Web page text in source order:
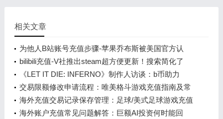
相关文章
为他人B站账号充值步骤-苹果乔布斯被美国官方认
可！将现身在1美元纪念币上
bilibili充值-V社推出steam超方便更新！搜索简化了
《LET IT DIE: INFERNO》制作人访谈：b币助力
的“认真胡闹”
交易限额修改申请流程：唯美格斗游戏充值指南及常
见问题解答
海外充值交易记录保存管理：足球/美式足球游戏充值
指南
海外账户充值常见问题解答：巨额AI投资何时能回